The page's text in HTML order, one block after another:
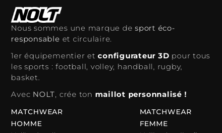
Nous sommes une marque desport éco-
responsable et circulaire.
1er équipementier etconfigurateur 3D pour tous
les sports : football, volley, handball, rugby,
basket.
Avec NOLT, crée ton maillot personnalisé !
MATCHWEAR
HOMME
MATCHWEAR
FEMME